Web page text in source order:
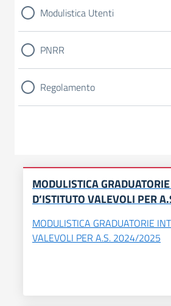
Modulistica Utenti
PNRR
Regolamento
MODULISTICA
D’ISTITUTO VALEVOLI PER
MODULISTICA GRADUATORIE
VALEVOLI PER A.S. 2024/2025